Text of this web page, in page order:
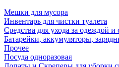
Мешки для мусора
Инвентарь для чистки туалета
Средства для ухода за одеждой и
Батарейки, аккумуляторы,
Прочее
Посуда одноразовая